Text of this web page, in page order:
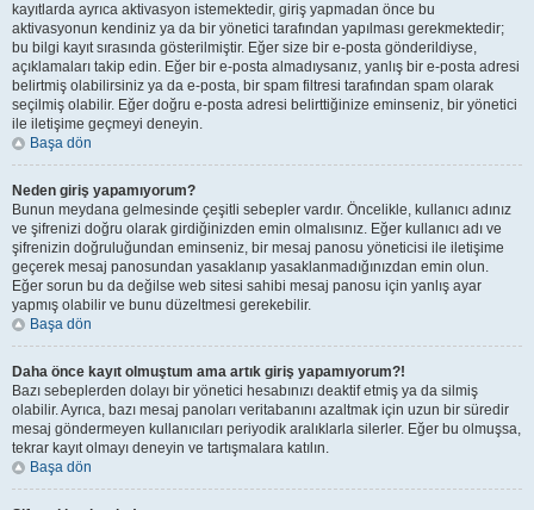
kayıtlarda ayrıca aktivasyon istemektedir, giriş yapmadan önce bu
aktivasyonun kendiniz ya da bir yönetici tarafından yapılması gerekmektedir;
bu bilgi kayıt sırasında gösterilmiştir. Eğer size bir e-posta gönderildiyse,
açıklamaları takip edin. Eğer bir e-posta almadıysanız, yanlış bir e-posta adresi
belirtmiş olabilirsiniz ya da e-posta, bir spam filtresi tarafından spam olarak
seçilmiş olabilir. Eğer doğru e-posta adresi belirttiğinize eminseniz, bir yönetici
ile iletişime geçmeyi deneyin.
Başa dön
Neden giriş yapamıyorum?
Bunun meydana gelmesinde çeşitli sebepler vardır. Öncelikle, kullanıcı adınız
ve şifrenizi doğru olarak girdiğinizden emin olmalısınız. Eğer kullanıcı adı ve
şifrenizin doğruluğundan eminseniz, bir mesaj panosu yöneticisi ile iletişime
geçerek mesaj panosundan yasaklanıp yasaklanmadığınızdan emin olun.
Eğer sorun bu da değilse web sitesi sahibi mesaj panosu için yanlış ayar
yapmış olabilir ve bunu düzeltmesi gerekebilir.
Başa dön
Daha önce kayıt olmuştum ama artık giriş yapamıyorum?!
Bazı sebeplerden dolayı bir yönetici hesabınızı deaktif etmiş ya da silmiş
olabilir. Ayrıca, bazı mesaj panoları veritabanını azaltmak için uzun bir süredir
mesaj göndermeyen kullanıcıları periyodik aralıklarla silerler. Eğer bu olmuşsa,
tekrar kayıt olmayı deneyin ve tartışmalara katılın.
Başa dön